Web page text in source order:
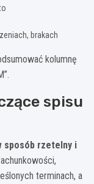
brakach
kolumnę
spisu
sposób rzetelny i
terminach, a